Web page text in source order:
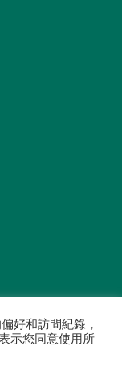
好和訪問紀錄，
示您同意使用所